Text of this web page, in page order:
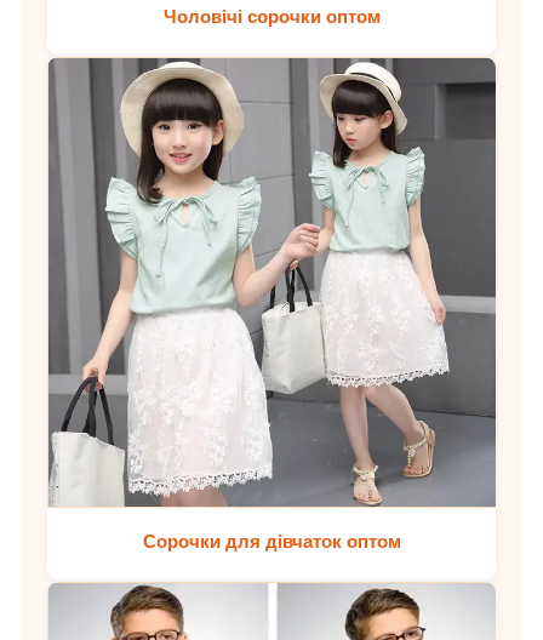
Чоловічі сорочки оптом
Сорочки для дівчаток оптом